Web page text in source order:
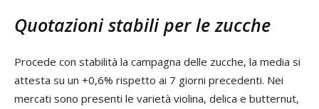
Quotazioni stabili per le zucche
Procede con stabilità la campagna delle zucche, la media si
attesta su un +0,6% rispetto ai 7 giorni precedenti. Nei
mercati sono presenti le varietà violina, delica e butternut,